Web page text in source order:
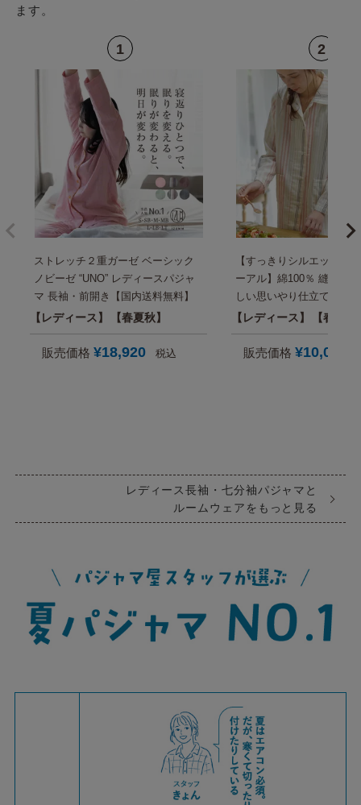
ます。
ストレッチ２重ガーゼ ベーシック
ノビーゼ “UNO” レディースパジャ
マ 長袖・前開き【国内送料無料】
レディース 春夏秋
販売価格 ¥18,920 税込
【すっきりシルエットに
ーアル】綿100％ 縫い代
しい思いやり仕立て モ
イプ 2重ガーゼ レディー
マ【国内送料無料】
レディース 春秋
販売価格 ¥10,000
レディース長袖・七分袖パジャマと
ルームウェアをもっと見る